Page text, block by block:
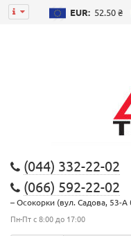
EUR: 52.50 ₴
(044) 332-22-02
(066) 592-22-02
– Осокорки (вул. Садова, 53-А
Пн-Пт с 8:00 до 17:00